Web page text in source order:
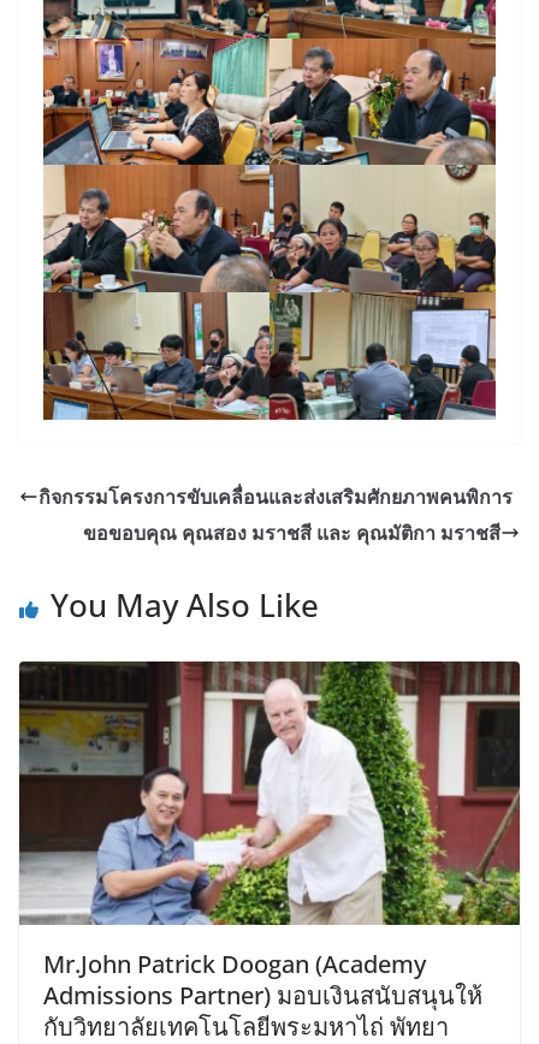
กิจกรรมโครงการขับเคลื่อนและส่งเสริมศักยภาพคนพิการ
ขอขอบคุณ คุณสอง มราชสี และ คุณมัติกา มราชสี
You May Also Like
Mr.John Patrick Doogan (Academy
Admissions Partner) มอบเงินสนับสนุนให้
กับวิทยาลัยเทคโนโลยีพระมหาไถ่ พัทยา